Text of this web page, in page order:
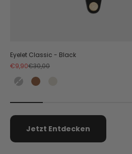
Eyelet Classic - Black
Angebot
€9,90Regulärer Preis
€30,00
BlackCognac
Jetzt Entdecken